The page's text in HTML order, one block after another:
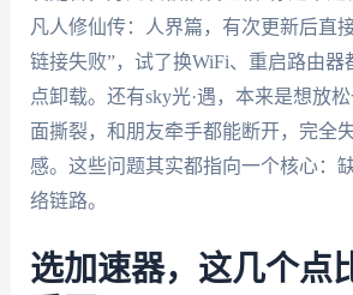
凡人修仙传：人界篇，有次更新后直
链接失败”，试了换WiFi、重启路由器
点卸载。还有sky光·遇，本来是想放
面撕裂，和朋友牵手都能断开，完全
感。这些问题其实都指向一个核心：
络链路。
选加速器，这几个点